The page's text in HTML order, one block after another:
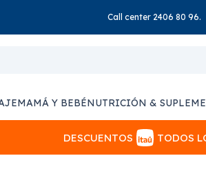
Call center 2406 80 96.
MAMÁ Y BEBÉNUTRICIÓN &
DESCUENTOS TODOS